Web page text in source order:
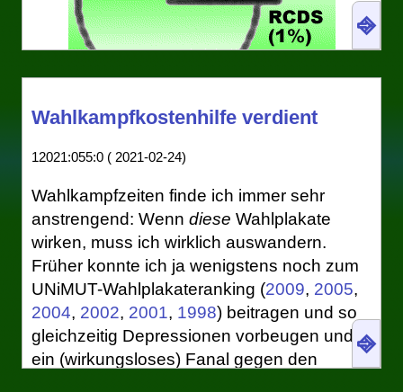
Visualisierte Metriken vergangener Jahre: Die
Fakultätsräten nach den Gremienwahlen an der
dass Zahlen wie alberne Grafik kein Meinungsbild
darstellen. Auch hatten die VertreterInnen in den
Fakultätsräten keine bedeutsamen Stimmen – von
denen aus ihrem Kehlkopf vielleicht abgesehen.
(Quelle mit vielen weiteren absurden
Visualisierungen
Eine eindrucksvolle Illustration des Flügel-
Theorems ausdem IMI-Postvon neulich –
⎆
Wahlkampfkostenhilfe verdient
12021:055:0 ( 2021-02-24)
Wahlkampfzeiten finde ich immer sehr
anstrengend: Wenndiese Wahlplakate
wirken, muss ich wirklich auswandern.
Früher konnte ich ja wenigstens noch zum
UNiMUT-Wahlplakateranking (2009, 2005,
2004, 2002, 2001, 1998) beitragen und so
gleichzeitig Depressionen vorbeugen und
ein (wirkungsloses) Fanal gegen den
⎆